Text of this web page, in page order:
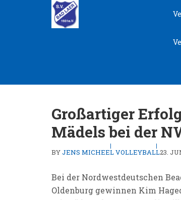
Skip
to
navigation
Skip
to
content
Großartiger
Mädels bei der
BYJENS MICHEELVOLLEYBALL23.
Bei der Nordwestdeutschen
Oldenburg gewinnen Kim